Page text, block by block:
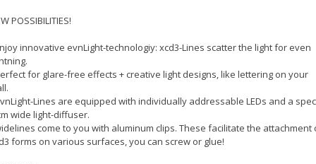
POSSIBILITIES!
innovative evnLight-technologiy: xcd3-Lines scatter the light for even
for glare-free effects + creative light designs, like lettering on your
Lines are equipped with individually addressable LEDs and a
wide light-diffuser.
come to you with aluminum clips. These facilitate the attachment
forms on various surfaces, you can screw or glue!